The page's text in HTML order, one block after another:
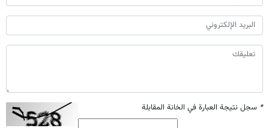
* سجل نتيجة العبارة في الخانة المقابلة